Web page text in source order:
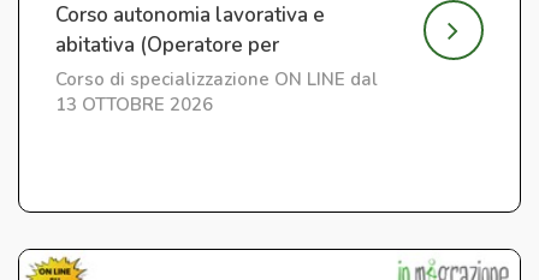
Corso autonomia lavorativa e
abitativa (Operatore per
l'Integrazione) ed. 7
Corso di specializzazione ON LINE dal
13 OTTOBRE 2026